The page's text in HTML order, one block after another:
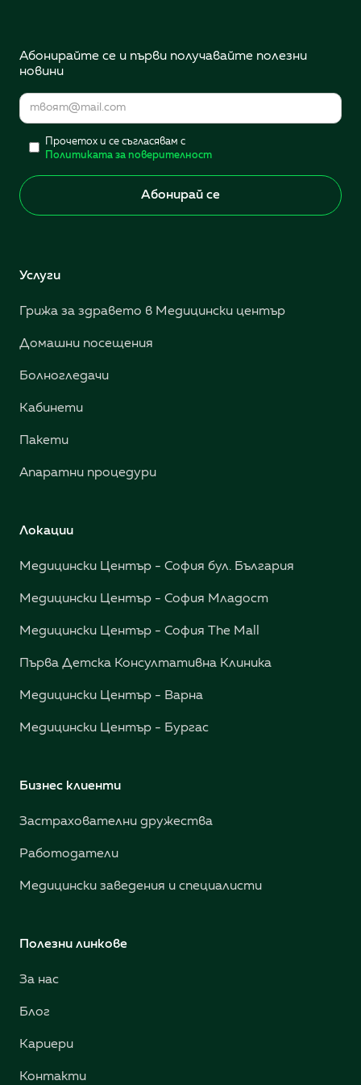
Абонирайте се и първи получавайте полезни
новини
Прочетох и се съгласявам с
Политиката за поверителност
Услуги
Грижа за здравето в Медицински център
Домашни посещения
Болногледачи
Кабинети
Пакети
Апаратни процедури
Локации
Медицински Център - София бул. България
Медицински Център - София Младост
Медицински Център - София The Mall
Първа Детска Консултативна Клиника
Медицински Център - Варна
Медицински Център - Бургас
Бизнес клиенти
Застрахователни дружества
Работодатели
Медицински заведения и специалисти
Полезни линкове
За нас
Блог
Кариери
Контакти